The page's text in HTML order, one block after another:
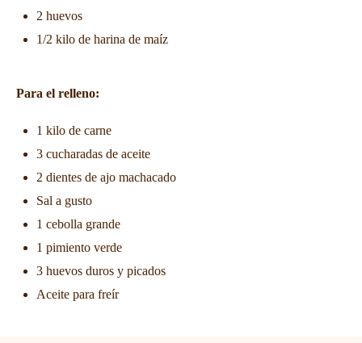
2 huevos
1/2 kilo de harina de maíz
Para el relleno:
1 kilo de carne
3 cucharadas de aceite
2 dientes de ajo machacado
Sal a gusto
1 cebolla grande
1 pimiento verde
3 huevos duros y picados
Aceite para freír